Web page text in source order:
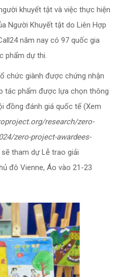
khuyết tật và việc thực hiện
Người Khuyết tật do Liên Hợp
năm nay có 97 quốc gia
phẩm dự thi.
chức giành được chứng nhận
tác phẩm được lựa chọn thông
đồng đánh giá quốc tế (Xem
research/zero-
zero-project-awardees-
tham dự Lễ trao giải
đô Vienne, Áo vào 21-23